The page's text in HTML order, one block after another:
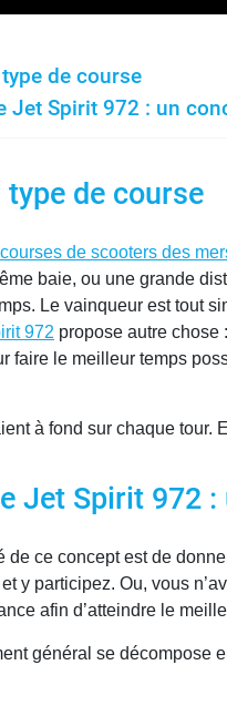
de course
Jet Spirit 972 : un
type de course
courses de scooters des
baie, ou une grande
Le vainqueur est tout
972 propose autre chose
faire le meilleur temps
à fond sur chaque tour.
Jet Spirit 972
de ce concept est de
y participez. Ou, vous
afin d’atteindre le
général se décompose